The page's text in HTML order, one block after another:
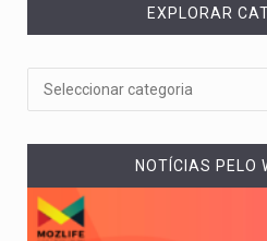
EXPLORAR
NOTÍCIAS PELO